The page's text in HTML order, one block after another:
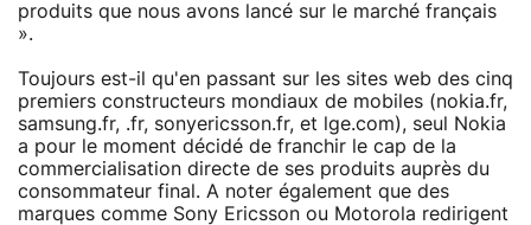
produits que nous avons lancé sur le marché français
».
Toujours est-il qu'en passant sur les sites web des cinq
premiers constructeurs mondiaux de mobiles (nokia.fr,
samsung.fr, .fr, sonyericsson.fr, et lge.com), seul Nokia
a pour le moment décidé de franchir le cap de la
commercialisation directe de ses produits auprès du
consommateur final. A noter également que des
marques comme Sony Ericsson ou Motorola redirigent